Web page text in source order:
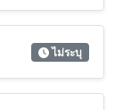
ไม่ระบุ